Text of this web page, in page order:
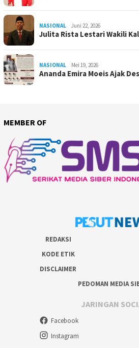
NASIONAL Juni 22, 2026
Julita Rista Lestari Wakili
NASIONAL Mei 19, 2026
Ananda Emira Moeis Ajak
MEMBER OF
REDAKSI
KODE ETIK
DISCLAIMER
PEDOMAN MEDIA
JARINGAN
Facebook
Instagram